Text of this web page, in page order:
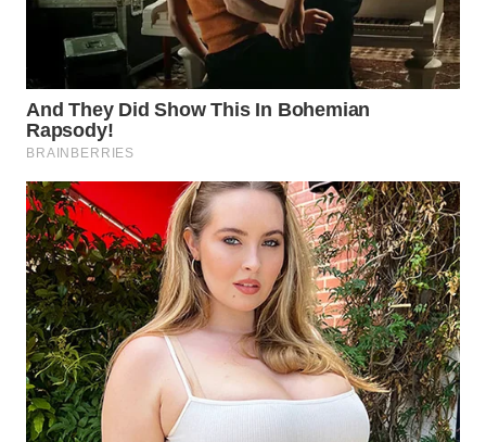
LIKUPANG
LABUANBAJO
WN
Wahana
Media
Group
WAHANA
NEWS
WAHANA
TANI